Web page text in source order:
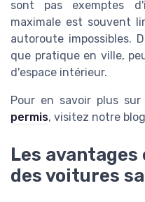
sont pas exemptes
maximale est souvent
autoroute impossibles.
que pratique en ville,
d'espace intérieur.
Pour en savoir plus sur
permis, visitez notre
Les
des voitures